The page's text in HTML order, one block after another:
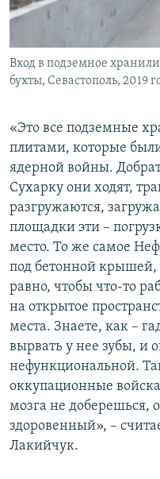
Вход в подземное
бухты, Севастополь, 2019
«Это все подземные
плитами, которые
ядерной войны.
Сухарку они ходят,
разгружаются,
площадки эти –
место. То же самое
под бетонной крышей,
равно, чтобы что-то
на открытое
места. Знаете, как –
вырвать у нее зубы, и
нефункциональной.
оккупационные
мозга не доберешься,
здоровенный», –
Лакийчук.